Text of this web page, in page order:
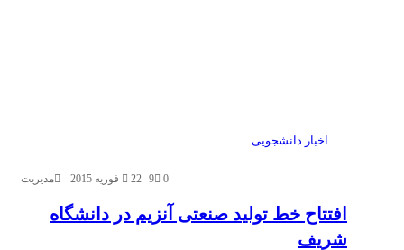
اخبار دانشجویی
مدیریت 22 فوریه 2015 0
9
افتتاح خط تولید صنعتی آنزیم در دانشگاه
شریف